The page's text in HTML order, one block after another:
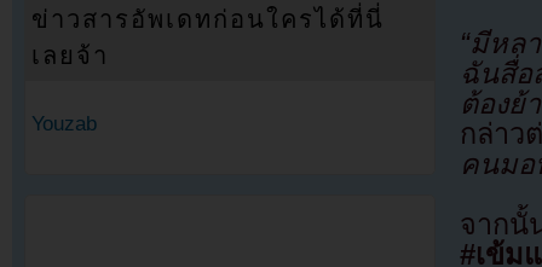
“มีหล
ฉันสื่อ
ต้อง
กล่าว
คนมอ
จาก
#เข้ม
ข่าวสารอัพเดทก่อนใครได้ที่นี่
เลยจ้า
Youzab